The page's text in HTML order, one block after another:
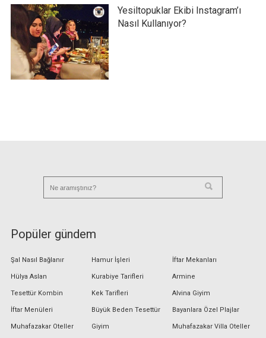
Yesiltopuklar Ekibi Instagram’ı
Nasıl Kullanıyor?
Popüler gündem
Şal Nasıl Bağlanır
Hülya Aslan
Tesettür Kombin
İftar Menüleri
Muhafazakar Oteller
Hamur İşleri
Kurabiye Tarifleri
Kek Tarifleri
Büyük Beden Tesettür
Giyim
İftar Mekanları
Armine
Alvina Giyim
Bayanlara Özel Plajlar
Muhafazakar Villa Oteller